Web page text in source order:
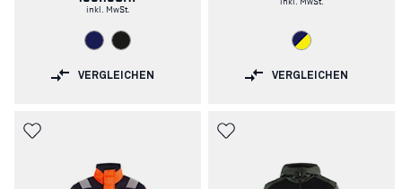
inkl. MwSt.
VERGLEICHEN VERGLEICHEN